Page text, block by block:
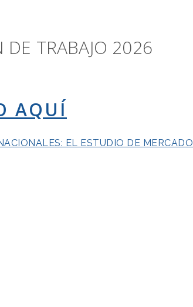
DE TRABAJO 2026
AQUÍ
EL ESTUDIO DE MERCADO